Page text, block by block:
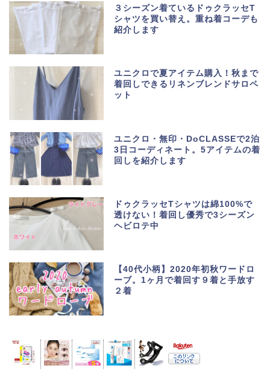
３シーズン着ているドゥクラッセT
シャツを買い替え。重ね着コーデも
紹介します
ユニクロで夏アイテム購入！秋まで
着回しできるリネンブレンドサロペ
ット
ユニクロ・無印・DoCLASSEで2泊
3日コーディネート。5アイテムの着
回しを紹介します
ドゥクラッセTシャツは綿100%で
透けない！着回し優秀で3シーズン
ヘビロテ中
【40代小柄】2020年初秋ワードロ
ーブ。1ヶ月で着回す９着と手放す
２着